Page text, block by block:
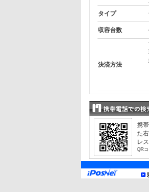
タイプ
収容台数
決済方法
制限事項
お知らせ
携
た
レ
QRコ